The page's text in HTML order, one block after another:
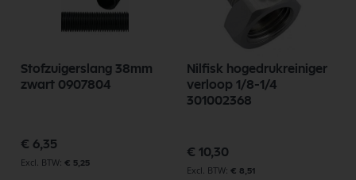
Stofzuigerslang 38mm
zwart 0907804
€ 6,35
€ 5,25
Nilfisk hogedrukreiniger
verloop 1/8-1/4
301002368
€ 10,30
€ 8,51